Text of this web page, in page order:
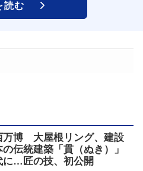
読む
万博 大屋根リング、建設
伝統建築「貫（ぬき）」
に…匠の技、初公開